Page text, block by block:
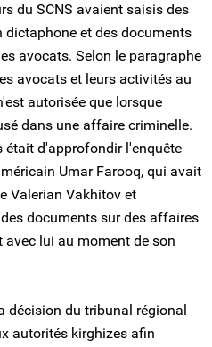
du SCNS avaient saisis des
dictaphone et des documents
avocats. Selon le paragraphe
avocats et leurs activités au
autorisée que lorsque
dans une affaire criminelle.
était d'approfondir l'enquête
Umar Farooq, qui avait
Valerian Vakhitov et
documents sur des affaires
lui au moment de son
décision du tribunal régional
autorités kirghizes afin